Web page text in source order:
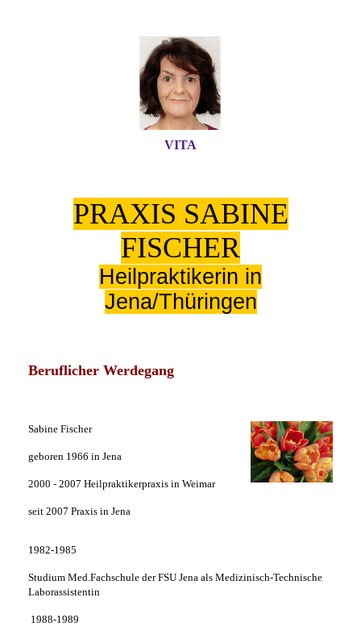
VITA
PRAXIS SABINE
FISCHER
Heilpraktikerin in
Jena/Thüringen
Beruflicher Werdegang
Sabine Fischer
geboren 1966 in Jena
2000 - 2007 Heilpraktikerpraxis in Weimar
seit 2007 Praxis in Jena
1982-1985
Studium Med.Fachschule der FSU Jena als Medizinisch-Technische
Laborassistentin
1988-1989